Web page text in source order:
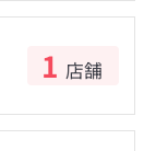
1 店舗